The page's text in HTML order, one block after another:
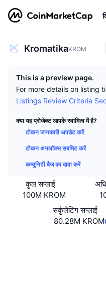
KromatikaKROM
This is a preview page.
For more details on listing
Listings Review Criteria
क्या यह प्रोजेक्ट आपके स्वामित्व में है?
टोकन जानकारी अपडेट करें
टोकन अनलॉक्स सबमिट करें
कम्युनिटी बैज का दावा करें
कुल सप्लाई
100M KROM
सर्कुलेटिंग सप्लाई
80.28M KROM